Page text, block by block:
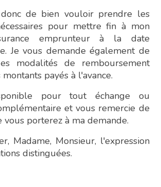
de bien vouloir prendre les
pour mettre fin à mon
emprunteur à la date
Je vous demande également de
modalités de remboursement
payés à l'avance.
pour tout échange ou
et vous remercie de
porterez à ma demande.
Madame, Monsieur, l'expression
distinguées.